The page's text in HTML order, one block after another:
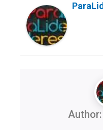
Author: